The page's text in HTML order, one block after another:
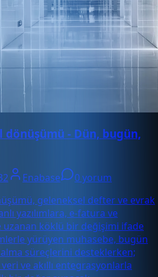
- Dün, bugün,
Enabase
0 yorum
geleneksel defter ve evrak
yazılımlara, e-fatura ve
köklü bir değişimi ifade
yürüyen muhasebe, bugün
alma süreçlerini desteklerken;
ve akıllı entegrasyonlarla